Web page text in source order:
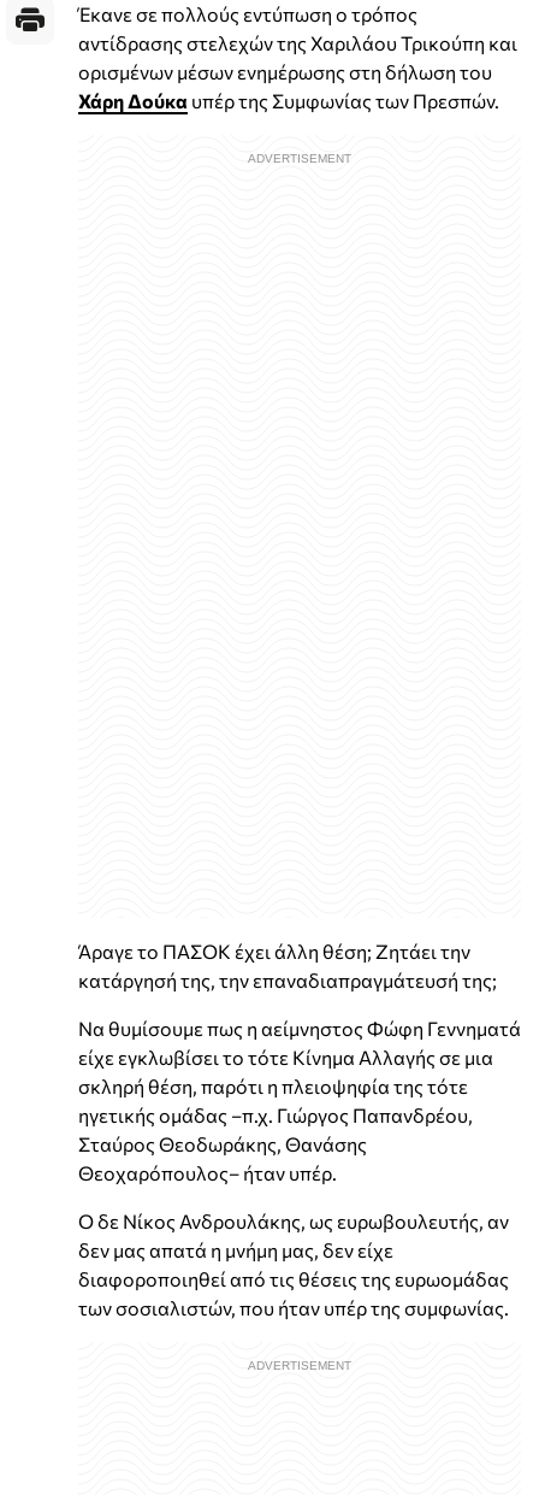
Έκανε σε πολλούς εντύπωση ο τρόπος
αντίδρασης στελεχών της Χαριλάου Τρικούπη και
ορισμένων μέσων ενημέρωσης στη δήλωση του
Χάρη Δούκα υπέρ της Συμφωνίας των Πρεσπών.
Άραγε το ΠΑΣΟΚ έχει άλλη θέση; Ζητάει την
κατάργησή της, την επαναδιαπραγμάτευσή της;
Να θυμίσουμε πως η αείμνηστος Φώφη Γεννηματά
είχε εγκλωβίσει το τότε Κίνημα Αλλαγής σε μια
σκληρή θέση, παρότι η πλειοψηφία της τότε
ηγετικής ομάδας –π.χ. Γιώργος Παπανδρέου,
Σταύρος Θεοδωράκης, Θανάσης
Θεοχαρόπουλος– ήταν υπέρ.
Ο δε Νίκος Ανδρουλάκης, ως ευρωβουλευτής, αν
δεν μας απατά η μνήμη μας, δεν είχε
διαφοροποιηθεί από τις θέσεις της ευρωομάδας
των σοσιαλιστών, που ήταν υπέρ της συμφωνίας.